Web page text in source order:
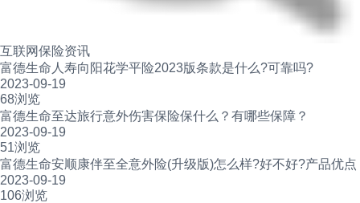
互联网保险资讯
富德生命人寿向阳花学平险2023版条款是什么?可靠吗?
2023-09-19
68浏览
富德生命至达旅行意外伤害保险保什么？有哪些保障？
2023-09-19
51浏览
富德生命安顺康伴至全意外险(升级版)怎么样?好不好?产品优点
2023-09-19
106浏览